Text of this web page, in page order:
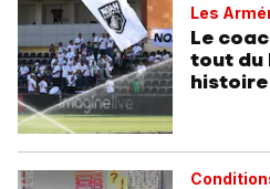
Les
Le
tout du
histoire